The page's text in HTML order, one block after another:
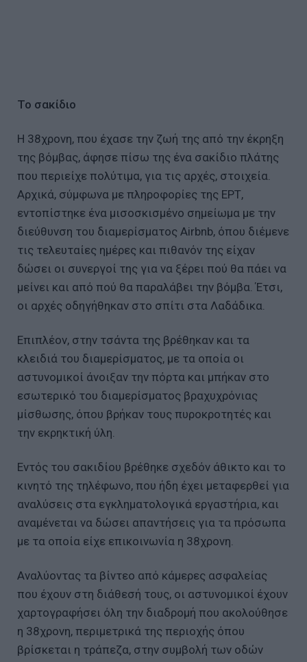
Το σακίδιο
Η 38χρονη, που έχασε την ζωή της από την έκρηξη
της βόμβας, άφησε πίσω της ένα σακίδιο πλάτης
που περιείχε πολύτιμα, για τις αρχές, στοιχεία.
Αρχικά, σύμφωνα με πληροφορίες της ΕΡΤ,
εντοπίστηκε ένα μισοσκισμένο σημείωμα με την
διεύθυνση του διαμερίσματος Airbnb, όπου διέμενε
τις τελευταίες ημέρες και πιθανόν της είχαν
δώσει οι συνεργοί της για να ξέρει πού θα πάει να
μείνει και από πού θα παραλάβει την βόμβα. Έτσι,
οι αρχές οδηγήθηκαν στο σπίτι στα Λαδάδικα.
Επιπλέον, στην τσάντα της βρέθηκαν και τα
κλειδιά του διαμερίσματος, με τα οποία οι
αστυνομικοί άνοιξαν την πόρτα και μπήκαν στο
εσωτερικό του διαμερίσματος βραχυχρόνιας
μίσθωσης, όπου βρήκαν τους πυροκροτητές και
την εκρηκτική ύλη.
Εντός του σακιδίου βρέθηκε σχεδόν άθικτο και το
κινητό της τηλέφωνο, που ήδη έχει μεταφερθεί για
αναλύσεις στα εγκληματολογικά εργαστήρια, και
αναμένεται να δώσει απαντήσεις για τα πρόσωπα
με τα οποία είχε επικοινωνία η 38χρονη.
Αναλύοντας τα βίντεο από κάμερες ασφαλείας
που έχουν στη διάθεσή τους, οι αστυνομικοί έχουν
χαρτογραφήσει όλη την διαδρομή που ακολούθησε
η 38χρονη, περιμετρικά της περιοχής όπου
βρίσκεται η τράπεζα, στην συμβολή των οδών